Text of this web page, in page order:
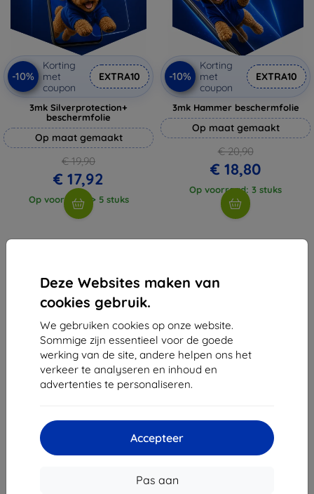
Deze Websites maken van
cookies gebruik.
We gebruiken cookies op onze website.
Sommige zijn essentieel voor de goede
werking van de site, andere helpen ons het
verkeer te analyseren en inhoud en
advertenties te personaliseren.
Accepteer
Pas aan
-10%
Korting
met
coupon
EXTRA10
3mk Silverprotection+
beschermfolie
Op maat gemaakt
€ 19,90
€ 17,92
Op voorraad: > 5 stuks
-10%
Korting
met
coupon
EXTRA10
3mk Hammer beschermfolie
Op maat gemaakt
€ 20,90
€ 18,80
Op voorraad: 3 stuks
Ulica Rudolfa Mocka 3750/2A
841 04 Bratislava
SK2023549671